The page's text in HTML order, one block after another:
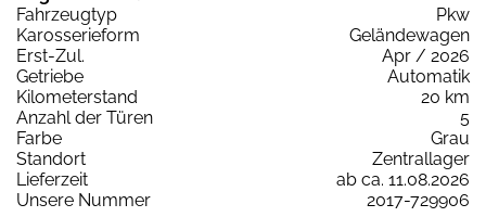
Fahrzeugtyp
Pkw
Karosserieform
Geländewagen
Erst-Zul.
Apr / 2026
Getriebe
Automatik
Kilometerstand
20 km
Anzahl der Türen
5
Farbe
Grau
Standort
Zentrallager
Lieferzeit
ab ca. 11.08.2026
Unsere Nummer
2017-729906